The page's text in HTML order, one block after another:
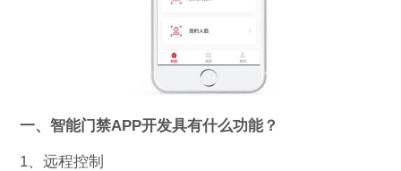
一、智能门禁APP开发具有什么功能？
1、远程控制